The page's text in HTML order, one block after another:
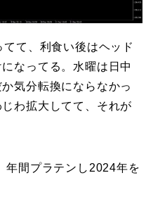
て、利食い後はヘッド
なってる。水曜は日中
気分転換にならなかっ
わ拡大してて、それが
年間プラテンし2024年を